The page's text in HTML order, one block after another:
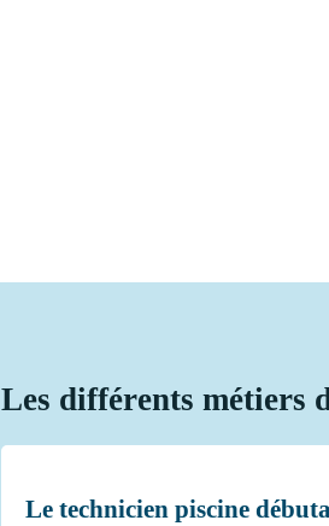
Les différents métiers
Le technicien piscine